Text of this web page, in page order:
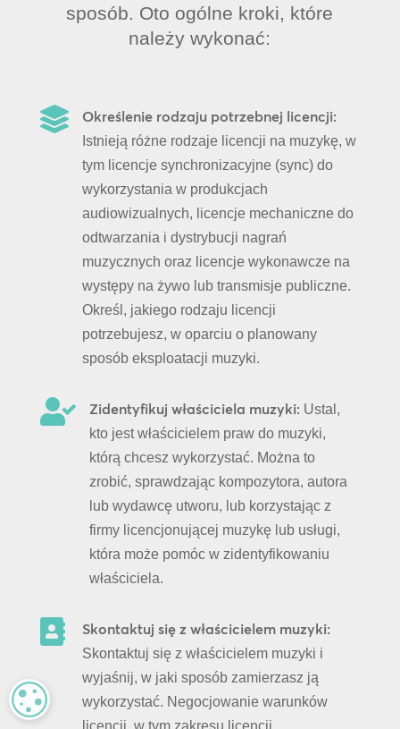
sposób. Oto ogólne kroki, które
należy wykonać:
 Określenie rodzaju potrzebnej licencji:
Istnieją różne rodzaje licencji na muzykę, w
tym licencje synchronizacyjne (sync) do
wykorzystania w produkcjach
audiowizualnych, licencje mechaniczne do
odtwarzania i dystrybucji nagrań
muzycznych oraz licencje wykonawcze na
występy na żywo lub transmisje publiczne.
Określ, jakiego rodzaju licencji
potrzebujesz, w oparciu o planowany
sposób eksploatacji muzyki.
 Zidentyfikuj właściciela muzyki: Ustal,
kto jest właścicielem praw do muzyki,
którą chcesz wykorzystać. Można to
zrobić, sprawdzając kompozytora, autora
lub wydawcę utworu, lub korzystając z
firmy licencjonującej muzykę lub usługi,
która może pomóc w zidentyfikowaniu
właściciela.
 Skontaktuj się z właścicielem muzyki:
Skontaktuj się z właścicielem muzyki i
wyjaśnij, w jaki sposób zamierzasz ją
wykorzystać. Negocjowanie warunków
MANAGE PRIVACY